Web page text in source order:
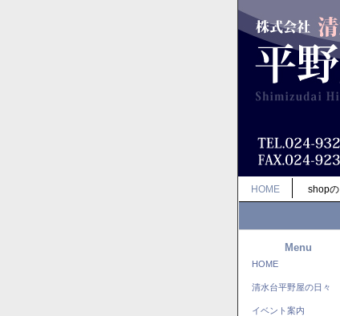
HOME shop
Menu
HOME
清水台平野屋の日々
イベント案内